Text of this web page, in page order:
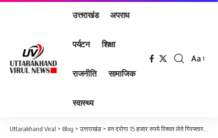
उत्तराखंड अपराध
पर्यटन शिक्षा
राजनीति सामाजिक
स्वास्थ्य
Font
Aa
Uttarakhand Viral > Blog >उत्तराखंड >वन दरोगा 15 हजार रुपये रिश्वत लेते गिरफ्तार, विजिलेंस ने रंगे हाथों पकड़ा